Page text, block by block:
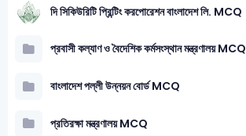
দি সিকিউরিটি প্রিন্টিং করপোরেশন বাংলাদেশ লি. MCQ
প্রবাসী কল্যাণ ও বৈদেশিক কর্মসংস্থান মন্ত্রণালয় MCQ
বাংলাদেশ পল্লী উন্নয়ন বোর্ড MCQ
প্রতিরক্ষা মন্ত্রণালয় MCQ